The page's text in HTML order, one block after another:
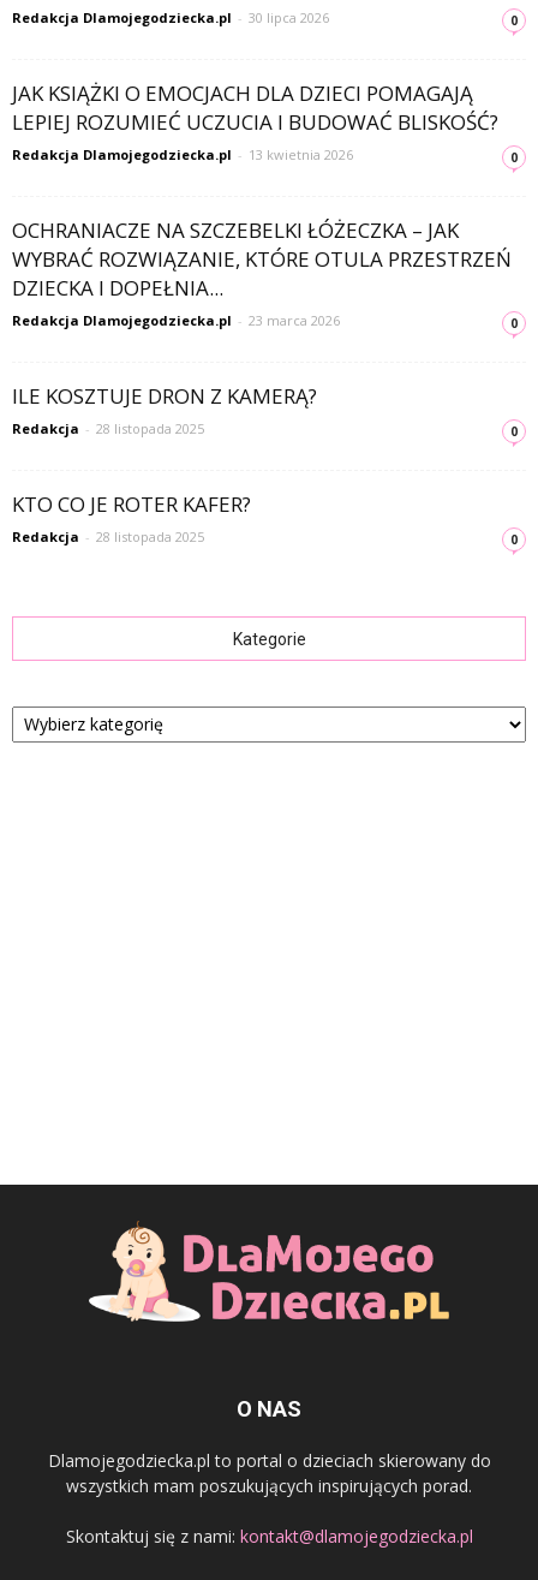
Redakcja Dlamojegodziecka.pl - 30 lipca 2026 0
JAK KSIĄŻKI O EMOCJACH DLA DZIECI POMAGAJĄ
LEPIEJ ROZUMIEĆ UCZUCIA I BUDOWAĆ BLISKOŚĆ?
Redakcja Dlamojegodziecka.pl - 13 kwietnia 2026 0
OCHRANIACZE NA SZCZEBELKI ŁÓŻECZKA – JAK
WYBRAĆ ROZWIĄZANIE, KTÓRE OTULA PRZESTRZEŃ
DZIECKA I DOPEŁNIA...
Redakcja Dlamojegodziecka.pl - 23 marca 2026 0
ILE KOSZTUJE DRON Z KAMERĄ?
Redakcja - 28 listopada 2025 0
KTO CO JE ROTER KAFER?
Redakcja - 28 listopada 2025 0
Kategorie
Kategorie
O NAS
Dlamojegodziecka.pl to portal o dzieciach skierowany do
wszystkich mam poszukujących inspirujących porad.
Skontaktuj się z nami: kontakt@dlamojegodziecka.pl